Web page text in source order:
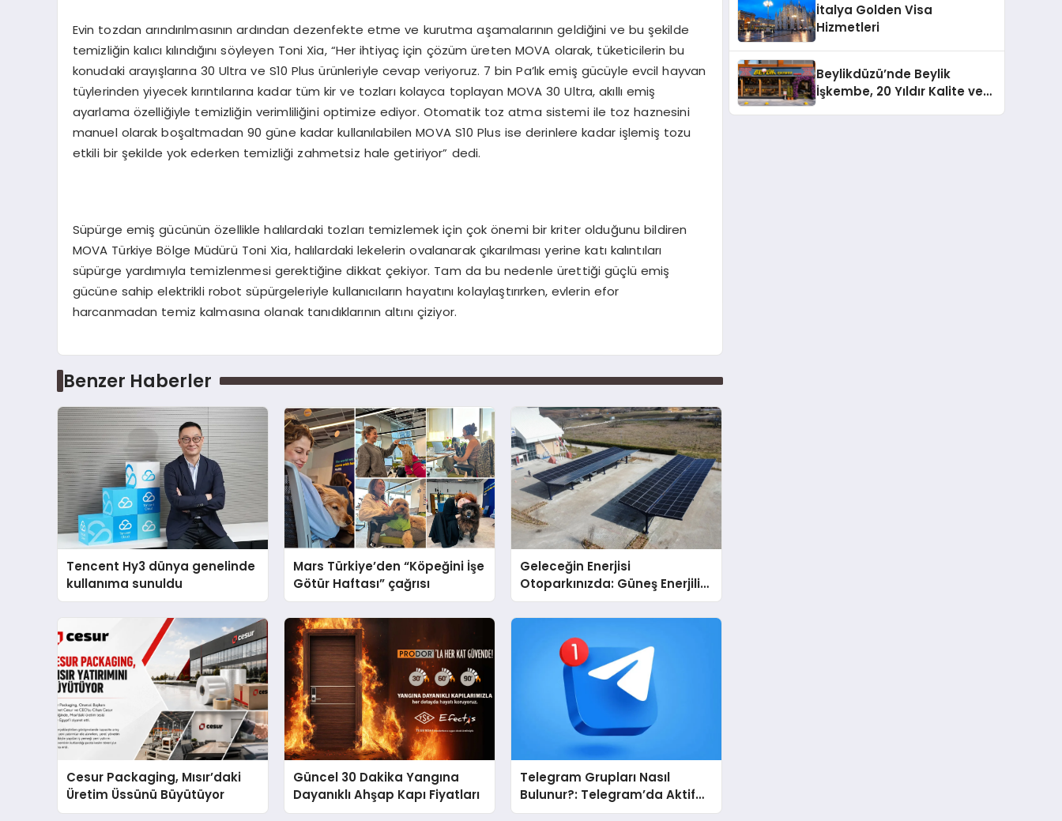
Evin tozdan arındırılmasının ardından dezenfekte etme ve kurutma aşamalarının geldiğini ve bu şekilde
temizliğin kalıcı kılındığını söyleyen Toni Xia, “Her ihtiyaç için çözüm üreten MOVA olarak, tüketicilerin bu
konudaki arayışlarına 30 Ultra ve S10 Plus ürünleriyle cevap veriyoruz. 7 bin Pa’lık emiş gücüyle evcil hayvan
tüylerinden yiyecek kırıntılarına kadar tüm kir ve tozları kolayca toplayan MOVA 30 Ultra, akıllı emiş
ayarlama özelliğiyle temizliğin verimliliğini optimize ediyor. Otomatik toz atma sistemi ile toz haznesini
manuel olarak boşaltmadan 90 güne kadar kullanılabilen MOVA S10 Plus ise derinlere kadar işlemiş tozu
etkili bir şekilde yok ederken temizliği zahmetsiz hale getiriyor” dedi.
Süpürge emiş gücünün özellikle halılardaki tozları temizlemek için çok önemi bir kriter olduğunu bildiren
MOVA Türkiye Bölge Müdürü Toni Xia, halılardaki lekelerin ovalanarak çıkarılması yerine katı kalıntıları
süpürge yardımıyla temizlenmesi gerektiğine dikkat çekiyor. Tam da bu nedenle ürettiği güçlü emiş
gücüne sahip elektrikli robot süpürgeleriyle kullanıcıların hayatını kolaylaştırırken, evlerin efor
harcanmadan temiz kalmasına olanak tanıdıklarının altını çiziyor.
Benzer Haberler
Tencent Hy3 dünya genelinde
kullanıma sunuldu
Mars Türkiye’den “Köpeğini İşe
Götür Haftası” çağrısı
Geleceğin Enerjisi
Otoparkınızda: Güneş Enerjili
Carport (Solar Otopark)
Nedir?
Cesur Packaging, Mısır’daki
Üretim Üssünü Büyütüyor
Güncel 30 Dakika Yangına
Dayanıklı Ahşap Kapı Fiyatları
Telegram Grupları Nasıl
Bulunur?: Telegram’da Aktif
Topluluk Bulmanın Yolları
İtalya Golden Visa
Hizmetleri
Beylikdüzü’nde Beylik
İşkembe, 20 Yıldır Kalite ve